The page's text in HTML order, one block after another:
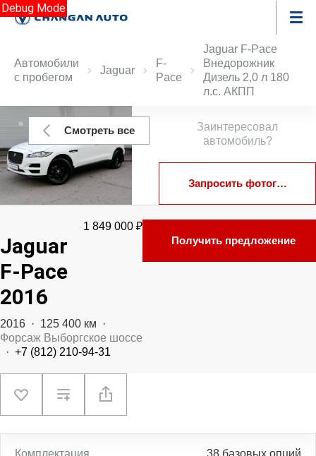
Debug Mode
Автомобили
с пробегом
Jaguar
F-
Pace
Jaguar F-Pace
Внедорожник
Дизель 2,0 л 180
л.с. АКПП
Смотреть все
Заинтересовал
автомобиль?
Запросить фотографии
Jaguar
F-Pace
2016
1 849 000 ₽
2016 · 125 400 км ·
Форсаж Выборгское шоссе
· +7 (812) 210-94-31
Получить предложение
Комплектация 38 базовых опций